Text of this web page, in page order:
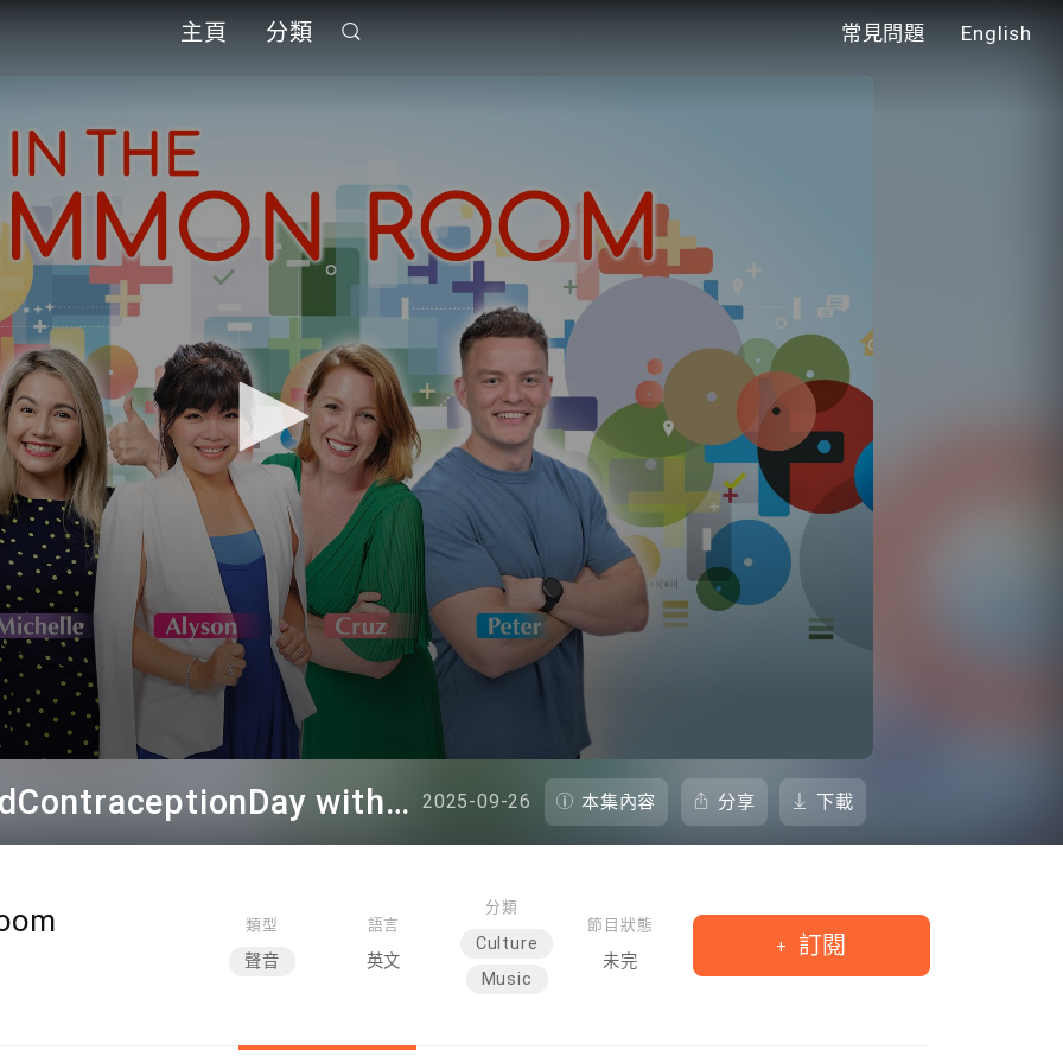
主頁 分類 常見問題 English
Hashtag This - #WorldContraceptionDay with Alyson 2025-09-26 本集內容 分享 下載
類型
聲音
語言
英文
分類
Culture
Music
節目狀態
未完
訂閱